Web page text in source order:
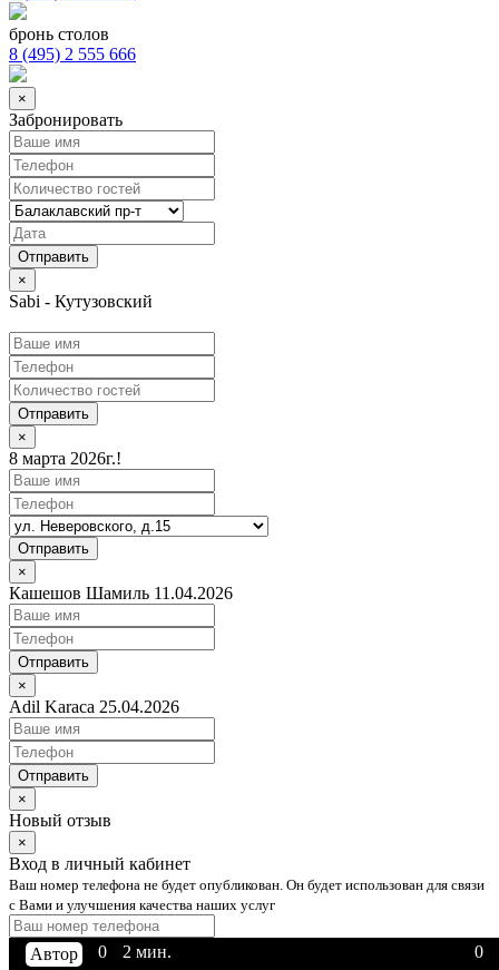
Автор 0 4 мин. 328
Admin 0 3 мин. 0
Автор 0 2 мин. 118
Автор 0 2 мин. 0
Автор 0 2 мин. 0
Автор 0 3 мин. 0
Автор 0 2 мин. 9
Admin 0 2 мин. 18
Автор 0 2 мин. 0
Автор 0 2 мин. 0
бронь столов
8 (495) 2 555 666
×
Забронировать
×
Sabi - Кутузовский
Отправить
×
8 марта 2026г.!
Отправить
×
Кашешов Шамиль 11.04.2026
Отправить
×
Adil Karaca 25.04.2026
Отправить
×
Новый отзыв
×
Вход в личный кабинет
Ваш номер телефона не будет опубликован. Он будет использован для связи
с Вами и улучшения качества наших услуг